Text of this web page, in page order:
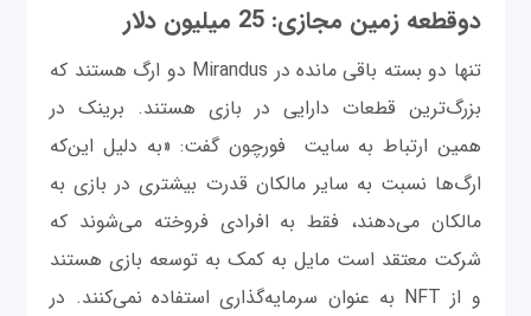
دوقطعه زمین مجازی: 25 میلیون دلار
تنها دو بسته باقی مانده در Mirandus دو ارگ هستند که
بزرگ‌ترین قطعات دارایی در بازی هستند. برینک در
همین ارتباط به سایت فورچون گفت: «به دلیل این‌که
ارگ‌ها نسبت به سایر مالکان قدرت بیشتری در بازی به
مالکان می‌دهند، فقط به افرادی فروخته می‌شوند که
شرکت معتقد است مایل به کمک به توسعه بازی هستند
و از NFT به عنوان سرمایه‌گذاری استفاده نمی‌کنند. در